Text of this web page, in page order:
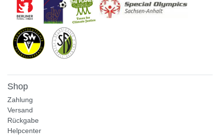
Shop
Zahlung
Versand
Rückgabe
Helpcenter